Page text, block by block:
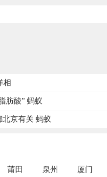
相
肪酸” 蚂蚁
京有关 蚂蚁
莆田 泉州 厦门